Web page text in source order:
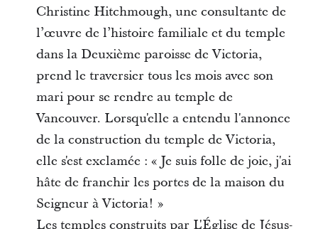
Christine Hitchmough, une consultante de
l’œuvre de l’histoire familiale et du temple
dans la Deuxième paroisse de Victoria,
prend le traversier tous les mois avec son
mari pour se rendre au temple de
Vancouver. Lorsqu'elle a entendu l'annonce
de la construction du temple de Victoria,
elle s'est exclamée : « Je suis folle de joie, j'ai
hâte de franchir les portes de la maison du
Seigneur à Victoria! »
Les temples construits par L'Église de Jésus-